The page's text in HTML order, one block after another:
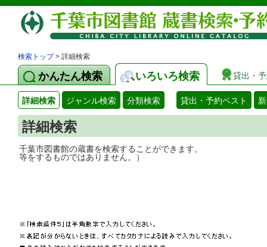
検索トップ> 詳細検索
かんたん検索 いろいろ検索 貸出・
詳細検索 ジャンル検索 分類検索 貸出・予約ベスト
詳細検索
千葉市図書館の蔵書を検索することがで
等をするものではありません。）